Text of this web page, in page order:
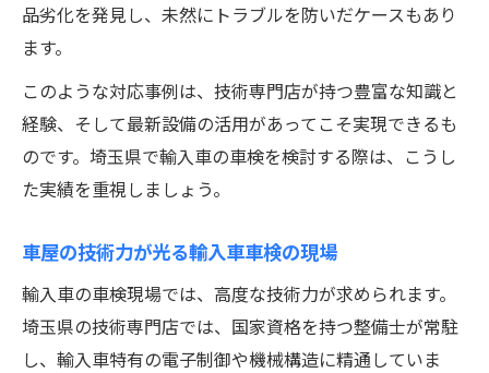
品劣化を発見し、未然にトラブルを防いだケースもあり
ます。
このような対応事例は、技術専門店が持つ豊富な知識と
経験、そして最新設備の活用があってこそ実現できるも
のです。埼玉県で輸入車の車検を検討する際は、こうし
た実績を重視しましょう。
車屋の技術力が光る輸入車車検の現場
輸入車の車検現場では、高度な技術力が求められます。
埼玉県の技術専門店では、国家資格を持つ整備士が常駐
し、輸入車特有の電子制御や機械構造に精通していま